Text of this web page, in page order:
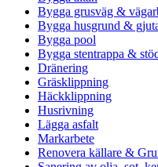
Bygga grusväg &
Bygga husgrund &
Bygga pool
Bygga stentrappa &
Dränering
Gräsklippning
Häckklippning
Husrivning
Lägga asfalt
Markarbete
Renovera källare &